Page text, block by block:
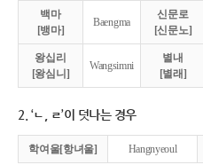
백마
[뱅마]
Baengma
신문로
[신문노]
왕십리
[왕심니]
Wangsimni
별내
[별래]
2. ‘ㄴ, ㄹ’이 덧나는 경우
학여울[항녀울] Hangnyeoul